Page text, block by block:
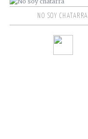
NO SOY CHATARRA